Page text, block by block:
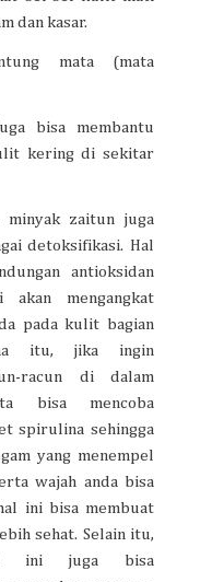
dan kasar.
mata (mata
bisa membantu
kering di sekitar
zaitun juga
detoksifikasi. Hal
antioksidan
mengangkat
pada kulit bagian
itu, jika ingin
racun di dalam
bisa mencoba
spirulina sehingga
yang menempel
wajah anda bisa
ini bisa membuat
sehat. Selain itu,
ini juga bisa